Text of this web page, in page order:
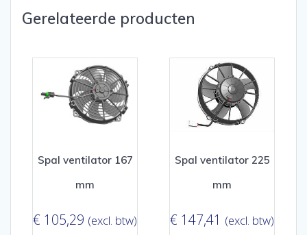
Gerelateerde producten
Spal ventilator 167
mm
€ 105,29 (excl. btw)
Spal ventilator 225
mm
€ 147,41 (excl. btw)